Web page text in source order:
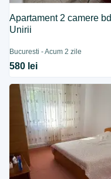
Apartament 2 camere bd
Unirii
Bucuresti - Acum 2 zile
580 lei